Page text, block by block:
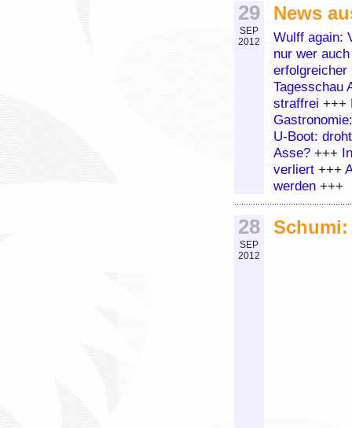
29
SEP
2012
News
Wulff again:
nur wer
erfolgreicher
Tagesschau
straffrei +++
U-Boot:
Asse? +++
verliert +++
werden +++
28
SEP
2012